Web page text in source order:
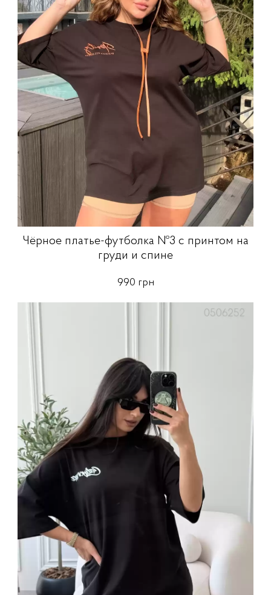
Чёрное платье-футболка №3 с принтом на
груди и спине
990 грн